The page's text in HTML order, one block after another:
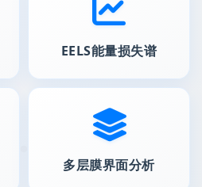
EELS能量损失谱
多层膜界面分析